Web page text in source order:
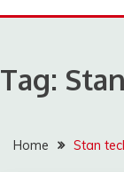
Tag:
Home Stan